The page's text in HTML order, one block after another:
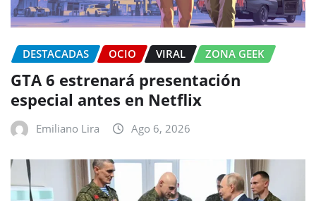
DESTACADAS OCIO VIRAL ZONA GEEK
GTA 6 estrenará presentación
especial antes en Netflix
Emiliano Lira Ago 6, 2026